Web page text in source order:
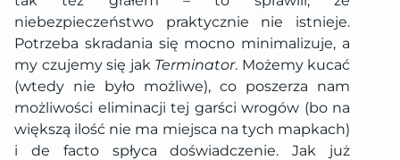
niebezpieczeństwo praktycznie nie istnieje.
Potrzeba skradania się mocno minimalizuje, a
my czujemy się jak Terminator. Możemy kucać
(wtedy nie było możliwe), co poszerza nam
możliwości eliminacji tej garści wrogów (bo na
większą ilość nie ma miejsca na tych mapkach)
i de facto spłyca doświadczenie. Jak już